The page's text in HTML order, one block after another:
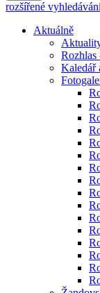
rozšířené
Aktuálně
Rozhlas
Kaledář